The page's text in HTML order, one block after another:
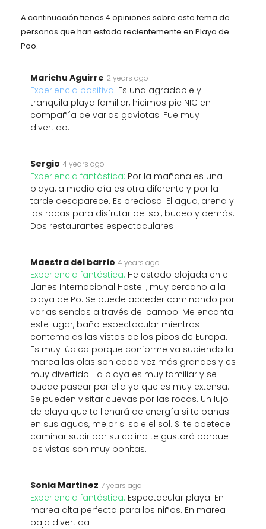
A continuación tienes 4 opiniones sobre este tema de
personas que han estado recientemente en Playa de
Poo.
Marichu Aguirre 2 years ago
Experiencia positiva: Es una agradable y
tranquila playa familiar, hicimos pic NIC en
compañía de varias gaviotas. Fue muy
divertido.
Sergio 4 years ago
Experiencia fantástica: Por la mañana es una
playa, a medio día es otra diferente y por la
tarde desaparece. Es preciosa. El agua, arena y
las rocas para disfrutar del sol, buceo y demás.
Dos restaurantes espectaculares
Maestra del barrio 4 years ago
Experiencia fantástica: He estado alojada en el
Llanes Internacional Hostel , muy cercano a la
playa de Po. Se puede acceder caminando por
varias sendas a través del campo. Me encanta
este lugar, baño espectacular mientras
contemplas las vistas de los picos de Europa.
Es muy lúdica porque conforme va subiendo la
marea las olas son cada vez más grandes y es
muy divertido. La playa es muy familiar y se
puede pasear por ella ya que es muy extensa.
Se pueden visitar cuevas por las rocas. Un lujo
de playa que te llenará de energía si te bañas
en sus aguas, mejor si sale el sol. Si te apetece
caminar subir por su colina te gustará porque
las vistas son muy bonitas.
Sonia Martinez 7 years ago
Experiencia fantástica: Espectacular playa. En
marea alta perfecta para los niños. En marea
baja divertida